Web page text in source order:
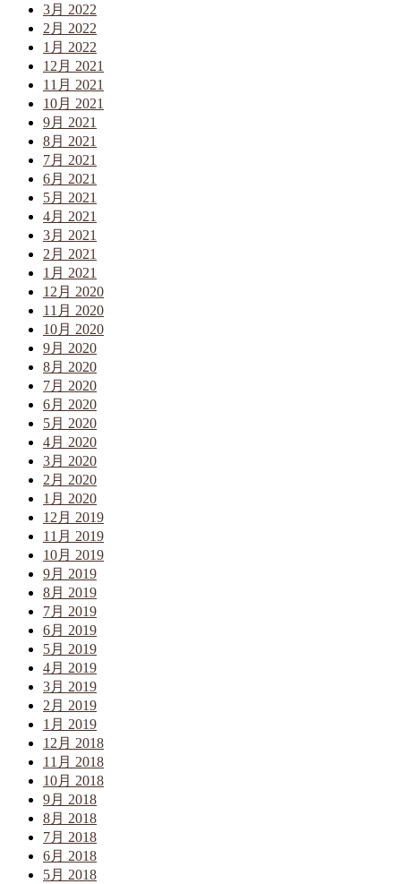
3月 2022
2月 2022
1月 2022
12月 2021
11月 2021
10月 2021
9月 2021
8月 2021
7月 2021
6月 2021
5月 2021
4月 2021
3月 2021
2月 2021
1月 2021
12月 2020
11月 2020
10月 2020
9月 2020
8月 2020
7月 2020
6月 2020
5月 2020
4月 2020
3月 2020
2月 2020
1月 2020
12月 2019
11月 2019
10月 2019
9月 2019
8月 2019
7月 2019
6月 2019
5月 2019
4月 2019
3月 2019
2月 2019
1月 2019
12月 2018
11月 2018
10月 2018
9月 2018
8月 2018
7月 2018
6月 2018
5月 2018